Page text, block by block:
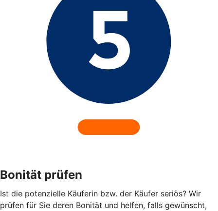
Bonität prüfen
Ist die potenzielle Käuferin bzw. der Käufer seriös? Wir
prüfen für Sie deren Bonität und helfen, falls gewünscht,